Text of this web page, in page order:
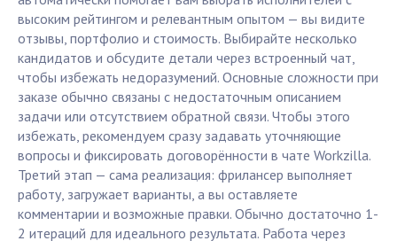
высоким рейтингом и релевантным опытом — вы видите
отзывы, портфолио и стоимость. Выбирайте несколько
кандидатов и обсудите детали через встроенный чат,
чтобы избежать недоразумений. Основные сложности при
заказе обычно связаны с недостаточным описанием
задачи или отсутствием обратной связи. Чтобы этого
избежать, рекомендуем сразу задавать уточняющие
вопросы и фиксировать договорённости в чате Workzilla.
Третий этап — сама реализация: фрилансер выполняет
работу, загружает варианты, а вы оставляете
комментарии и возможные правки. Обычно достаточно 1-
2 итераций для идеального результата. Работа через